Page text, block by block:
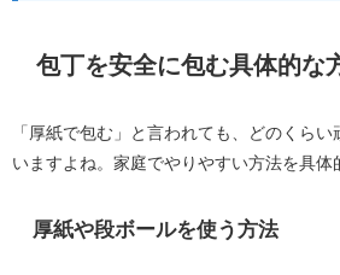
包丁を安全に包む具体的な
「厚紙で包む」と言われても、どのくら
いますよね。家庭でやりやすい方法を具体
厚紙や段ボールを使う方法